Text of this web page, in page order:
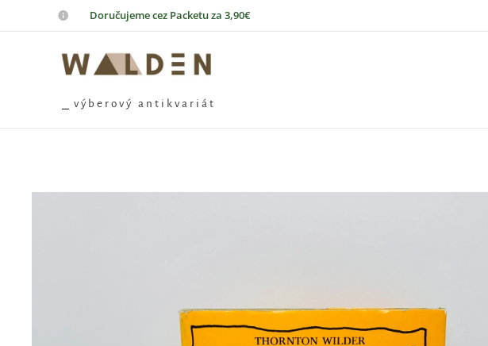
Doručujeme cez Packetu za 3,90€
⎯ v ý b e r o v ý a n t i k v a r i á t